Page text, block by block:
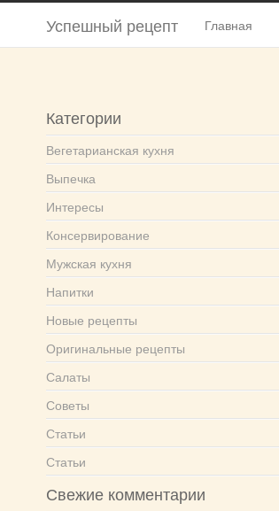
Успешный рецепт Главная
Категории
Вегетарианская кухня
Выпечка
Интересы
Консервирование
Мужская кухня
Напитки
Новые рецепты
Оригинальные рецепты
Салаты
Советы
Статьи
Статьи
Свежие комментарии